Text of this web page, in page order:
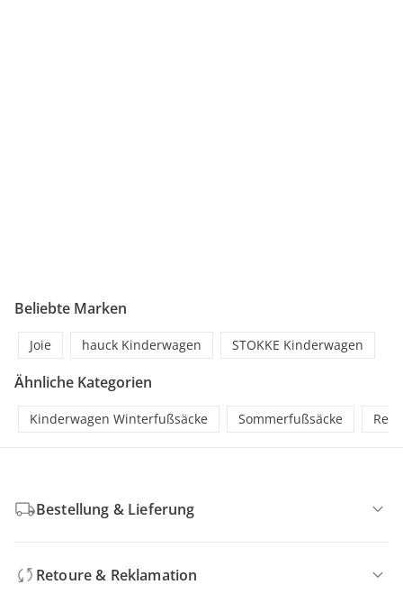
Beliebte Marken
Joie hauck Kinderwagen STOKKE Kinderwagen
Ähnliche Kategorien
Kinderwagen Winterfußsäcke Sommerfußsäcke
Bestellung & Lieferung
Retoure & Reklamation